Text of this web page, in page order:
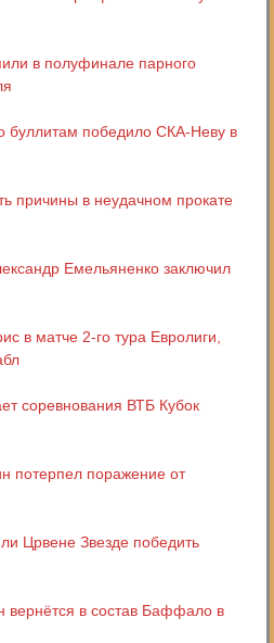
в полуфинале парного
буллитам победило СКА-Неву в
причины в неудачном прокате
Емельяненко заключил
в матче 2-го тура Евролиги,
соревнования ВТБ Кубок
потерпел поражение от
Црвене Звезде победить
вернётся в состав Баффало в